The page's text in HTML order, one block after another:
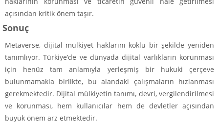
açısından kritik önem taşır.
Sonuç
Metaverse, dijital mülkiyet haklarını köklü bir şekilde yeniden
tanımlıyor. Türkiye’de ve dünyada dijital varlıkların korunması
için henüz tam anlamıyla yerleşmiş bir hukuki çerçeve
bulunmamakla birlikte, bu alandaki çalışmaların hızlanması
gerekmektedir. Dijital mülkiyetin tanımı, devri, vergilendirilmesi
ve korunması, hem kullanıcılar hem de devletler açısından
büyük önem arz etmektedir.